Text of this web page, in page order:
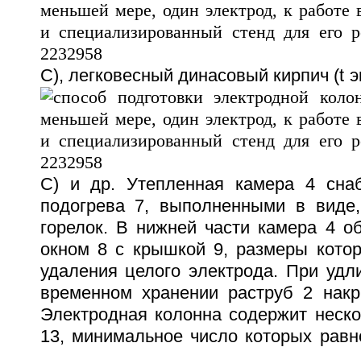
С), легковесный динасовый кирпич (t
С) и др. Утепленная камера 4
подогрева 7, выполненными в
горелок. В нижней части камера 4
окном 8 с крышкой 9, размеры
удаления целого электрода. При
временном хранении раструб 2
Электродная колонна содержит
13, минимальное число которых